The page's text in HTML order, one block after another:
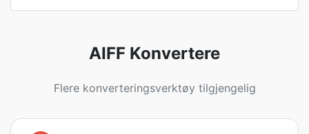
AIFF Konvertere
Flere konverteringsverktøy tilgjengelig